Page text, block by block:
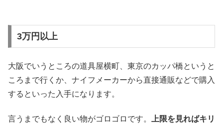
3万円以上
大阪でいうところの道具屋横町、東京のカッパ橋というと
ころまで行くか、ナイフメーカーから直接通販などで購入
するといった入手になります。
言うまでもなく良い物がゴロゴロです。
上限を見ればキリ